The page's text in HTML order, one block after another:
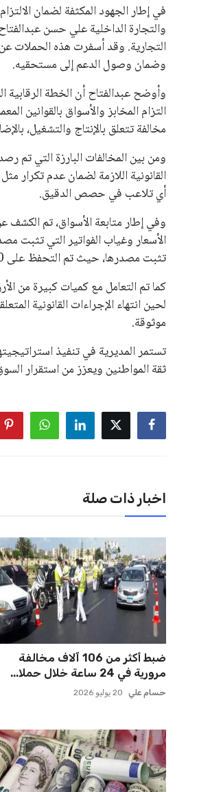
في إطار الجهود المكثفة لضمان
والتجارة الداخلية علي حسن
وضمان وصول الدعم إلى مستحقيه.
وأوضح عبدالفتاح أن الخطة الرقابية
مخالفة تتعلق بالإنتاج والتشغيل،
القانونية اللازمة لضمان عدم تكرار
أي تلاعب في حصص الدقيق.
الأسعار وغياب الفواتير التي تثبت
تثبت مصدرها، حيث تم التحفظ على 20 كجم من صدور الدجاج المنتهية صلاحيتها و200 كجم من العصائر المجهولة المصدر.
لحين انتهاء الإجراءات القانونية
موثوقة.
تستمر المديرية في تنفيذ
ثقة المواطنين ويعزز من استقرار
اخبار ذات صلة
ضبط أكثر من 106 آلاف مخالفة
مرورية في 24 ساعة خلال حملا...
حسام علي 20 يوليو 2026